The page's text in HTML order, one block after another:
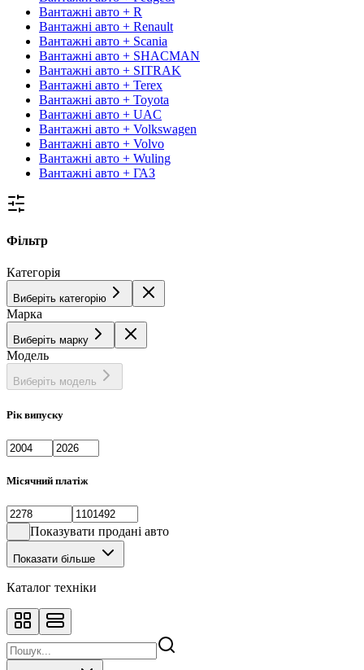
Вантажні авто + R
Вантажні авто + Renault
Вантажні авто + Scania
Вантажні авто + SHACMAN
Вантажні авто + SITRAK
Вантажні авто + Terex
Вантажні авто + Toyota
Вантажні авто + UAC
Вантажні авто + Volkswagen
Вантажні авто + Volvo
Вантажні авто + Wuling
Вантажні авто + ГАЗ
Фільтр
Категорія
Виберіть категорію
Марка
Виберіть марку
Модель
Виберіть модель
Рік випуску
Місячний платіж
Показувати продані авто
Показати більше
Каталог техніки